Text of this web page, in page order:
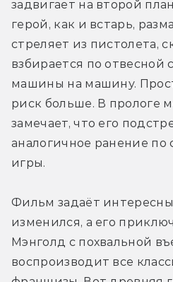
задвигает на второй
герой, как и встарь,
стреляет из пистолета,
взбирается по отвесной
машины на машину.
риск больше. В прологе
замечает, что его
аналогичное ранение по
игры.
Фильм задаёт
изменился, а его
Мэнголд с похвальной
воспроизводит все